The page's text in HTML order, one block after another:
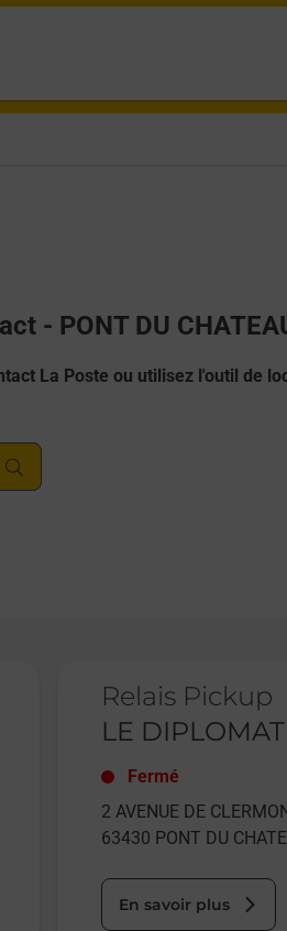
- PONT DU
La Poste ou utilisez l'outil de
Relais Pickup
LE
Fermé
2 AVENUE DE
63430 PONT DU
En savoir plus